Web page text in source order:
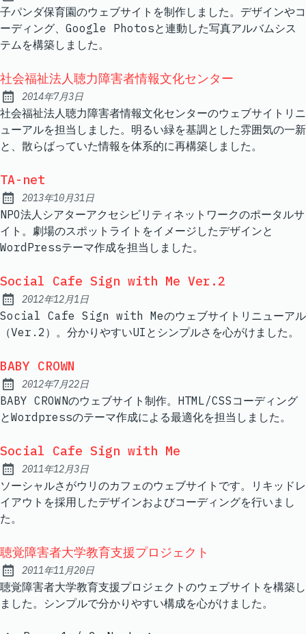
子パンダ保育園のウェブサイトを制作しました。デザインやコ
ーディング、Google Photosと連動した写真アルバムシス
テムを構築しました。
社会福祉法人聴力障害者情報文化センター
Published:
2014年7月3日
社会福祉法人聴力障害者情報文化センターのウェブサイトリニ
ューアルを担当しました。明るい緑を基調とした雰囲気の一新
と、散らばっていた情報を体系的に再構築しました。
TA-net
Published:
2013年10月31日
NPO法人シアターアクセシビリティネットワークのポータルサ
イト。劇場のスポットライトをイメージしたデザインと
WordPressテーマ作成を担当しました。
Social Cafe Sign with Me Ver.2
Published:
2012年12月1日
Social Cafe Sign with Meのウェブサイトリニューアル
（Ver.2）。分かりやすいUIとシンプルさを心がけました。
BABY CROWN
Published:
2012年7月22日
BABY CROWNのウェブサイト制作。HTML/CSSコーディング
とWordpressのテーマ作成による最適化を担当しました。
Social Cafe Sign with Me
Published:
2011年12月3日
ソーシャルさがウリのカフェのウェブサイトです。リキッドレ
イアウトを採用したデザインおよびコーディングを行いまし
た。
聴覚障害者大学教育支援プロジェクト
Published:
2011年11月20日
聴覚障害者大学教育支援プロジェクトのウェブサイトを構築し
ました。シンプルで分かりやすい構成を心がけました。